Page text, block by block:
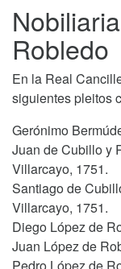
Robledo
En la Real
siguientes pleitos
Gerónimo
Juan de Cubillo y
Villarcayo, 1751.
Santiago de
Villarcayo, 1751.
Diego López de
Juan López de
Pedro López de